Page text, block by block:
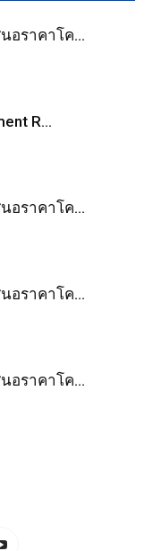
อราคาโค...
R...
อราคาโค...
อราคาโค...
อราคาโค...